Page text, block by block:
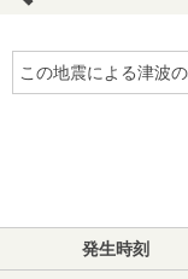
この地震による津波
発生時刻